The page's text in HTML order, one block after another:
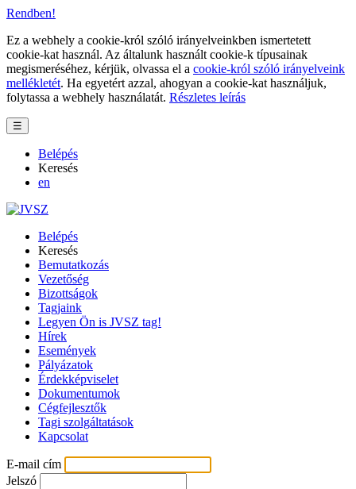
Rendben!
Ez a webhely a cookie-król szóló irányelveinkben ismertetett
cookie-kat használ. Az általunk használt cookie-k típusainak
megismeréséhez, kérjük, olvassa el a cookie-król szóló irányelveink
mellékletét. Ha egyetért azzal, ahogyan a cookie-kat használjuk,
folytassa a webhely használatát. Részletes leírás
☰
Belépés
Keresés
en
Belépés
Keresés
Bemutatkozás
Vezetőség
Bizottságok
Tagjaink
Legyen Ön is JVSZ tag!
Hírek
Események
Pályázatok
Érdekképviselet
Dokumentumok
Cégfejlesztők
Tagi szolgáltatások
Kapcsolat
E-mail cím
Jelszó